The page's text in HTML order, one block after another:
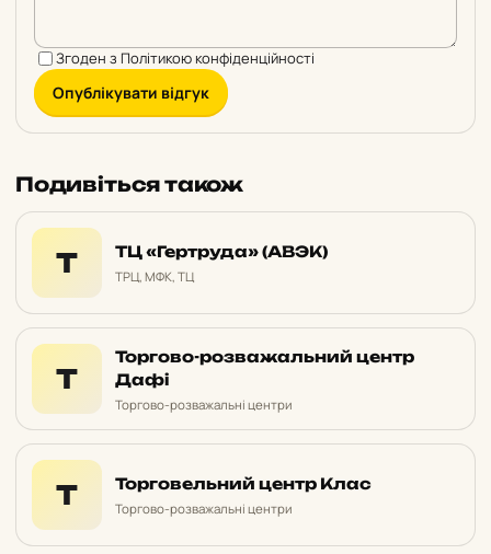
Згоден з Політикою конфіденційності
Опублікувати відгук
Подивіться також
Т ТЦ «Гертруда» (АВЭК)
ТРЦ, МФК, ТЦ
Т
Торгово-розважальний центр
Дафі
Торгово-розважальні центри
Т Торговельний центр Клас
Торгово-розважальні центри